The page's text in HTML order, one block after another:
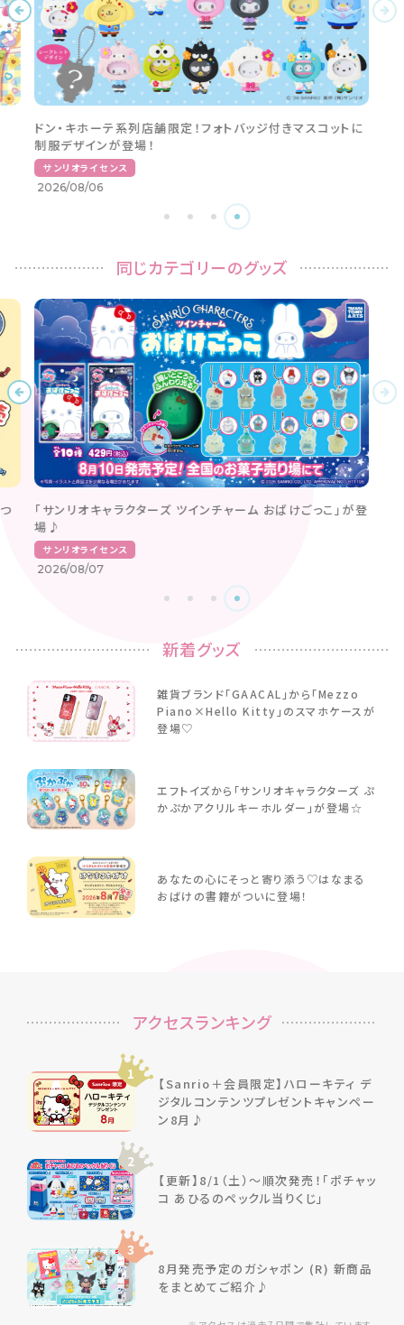
ドン・キホーテ系列店舗限定！フォトバッジ付きマスコットに
制服デザインが登場！
サンリオライセンス
2026/08/06
同じカテゴリーのグッズ
「サンリオキャラクターズ ツインチャーム おばけごっこ」が登
場♪
サンリオライセンス
2026/08/07
新着グッズ
雑貨ブランド「GAACAL」から「Mezzo
Piano×Hello Kitty」のスマホケースが
登場♡
エフトイズから「サンリオキャラクターズ ぷ
かぷかアクリルキーホルダー」が登場☆
あなたの心にそっと寄り添う♡はなまる
おばけの書籍がついに登場！
アクセスランキング
1
【Sanrio＋会員限定】ハローキティ デ
ジタルコンテンツプレゼントキャンペー
ン8月♪
2
【更新】8/1（土）～順次発売！「ポチャッ
コ あひるのペックル当りくじ」
3
8月発売予定のガシャポン (R) 新商品
をまとめてご紹介♪